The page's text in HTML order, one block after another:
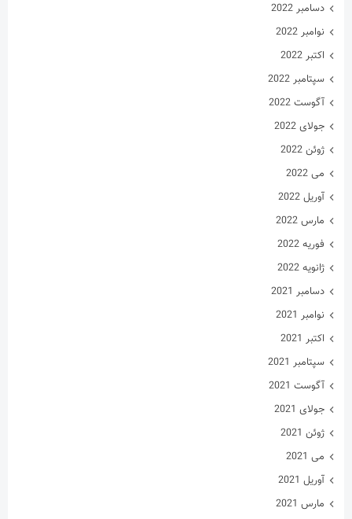
دسامبر 2022
نوامبر 2022
اکتبر 2022
سپتامبر 2022
آگوست 2022
جولای 2022
ژوئن 2022
می 2022
آوریل 2022
مارس 2022
فوریه 2022
ژانویه 2022
دسامبر 2021
نوامبر 2021
اکتبر 2021
سپتامبر 2021
آگوست 2021
جولای 2021
ژوئن 2021
می 2021
آوریل 2021
مارس 2021